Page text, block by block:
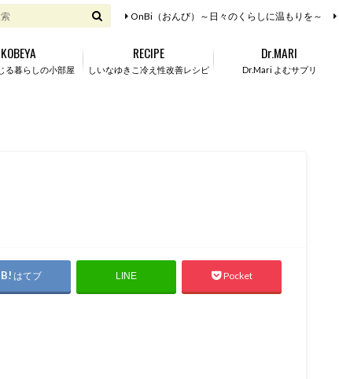
OnBi（おんび）～日々のくらしに温もりを～
る暮らしの小部屋
KOBEYA
しいなゆきこ冷え性改善レシピ
RECIPE
Dr.Mari よむサプリ
Dr.MARI
はてブ LINE Pocket